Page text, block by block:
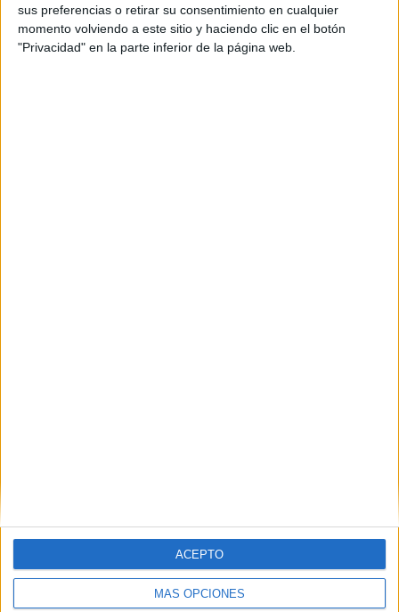
sus preferencias o retirar su consentimiento en cualquier
momento volviendo a este sitio y haciendo clic en el botón
"Privacidad" en la parte inferior de la página web.
MÁS OPCIONES
ACEPTO
SUSCRIBETE
LO MÁS VISITADO